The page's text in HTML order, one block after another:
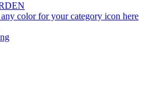
color for your category icon here